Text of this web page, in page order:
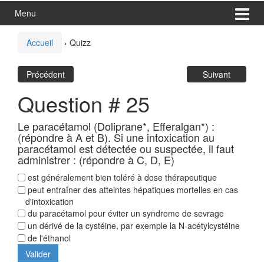
Menu
Accueil › Quizz
Précédent Suivant
Question # 25
Le paracétamol (Doliprane*, Efferalgan*) :
(répondre à A et B). Si une intoxication au
paracétamol est détectée ou suspectée, il faut
administrer : (répondre à C, D, E)
est généralement bien toléré à dose thérapeutique
peut entraîner des atteintes hépatiques mortelles en cas
d'intoxication
du paracétamol pour éviter un syndrome de sevrage
un dérivé de la cystéine, par exemple la N-acétylcystéine
de l'éthanol